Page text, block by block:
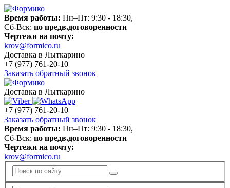
Время работы: Пн–Пт: 9:30 - 18:30,
Сб-Вск: по предв.договоренности
Чертежи на почту:
krov@formico.ru
Доставка в Лыткарино
+7 (977) 761-20-10
Заказать обратный звонок
Доставка в Лыткарино
+7 (977) 761-20-10
Заказать обратный звонок
Время работы: Пн–Пт: 9:30 - 18:30,
Сб-Вск: по предв.договоренности
Чертежи на почту:
krov@formico.ru